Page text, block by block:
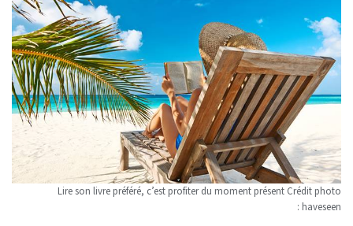
Lire son livre préféré, c’est profiter du moment présent Crédit photo
: haveseen